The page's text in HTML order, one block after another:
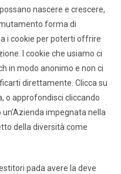
nascere e crescere,
forma di
i cookie per poterti offrire
I cookie che usiamo ci
in modo anonimo e non ci
direttamente. Clicca su
o approfondisci cliccando
impegnata nella
della diversità come
pada avere la deve